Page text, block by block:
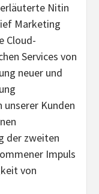
Nitin
Marketing
Cloud-
Services von
neuer und
Kunden
der zweiten
Impuls
von